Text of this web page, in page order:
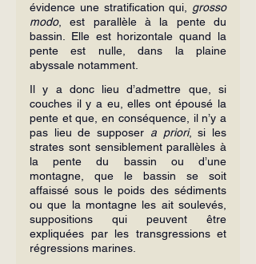
évidence une stratification qui, grosso
modo, est parallèle à la pente du
bassin. Elle est horizontale quand la
pente est nulle, dans la plaine
abyssale notamment.
Il y a donc lieu d’admettre que, si
couches il y a eu, elles ont épousé la
pente et que, en conséquence, il n’y a
pas lieu de supposer a priori, si les
strates sont sensiblement parallèles à
la pente du bassin ou d’une
montagne, que le bassin se soit
affaissé sous le poids des sédiments
ou que la montagne les ait soulevés,
suppositions qui peuvent être
expliquées par les transgressions et
régressions marines.